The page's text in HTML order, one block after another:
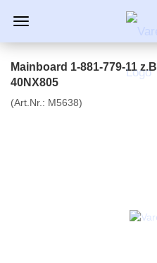
Mainboard 1-881-779-11
40NX805
(Art.Nr.: M5638)